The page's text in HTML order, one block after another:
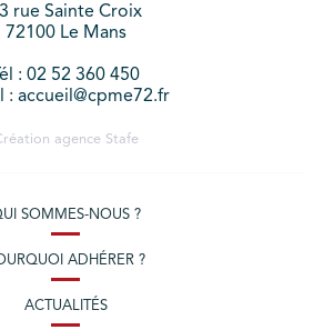
rue Sainte Croix
72100 Le Mans
: 02 52 360 450
: accueil@cpme72.fr
agence Stafe
SOMMES-NOUS ?
ADHÉRER ?
ACTUALITÉS